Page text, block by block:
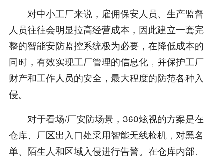
对中小工厂来说，雇佣保安人员、生产监督
人员往往会明显拉高经营成本，因此建立一套完
整的智能安防监控系统极为必要，在降低成本的
同时，有效实现工厂管理的信息化，并保护工厂
财产和工作人员的安全，最大程度的防范各种入
侵。
对于看场/厂安防场景，360炫视的方案是在
仓库、厂区出入口处采用智能无线枪机，对黑名
单、陌生人和区域入侵进行告警。在仓库内部、